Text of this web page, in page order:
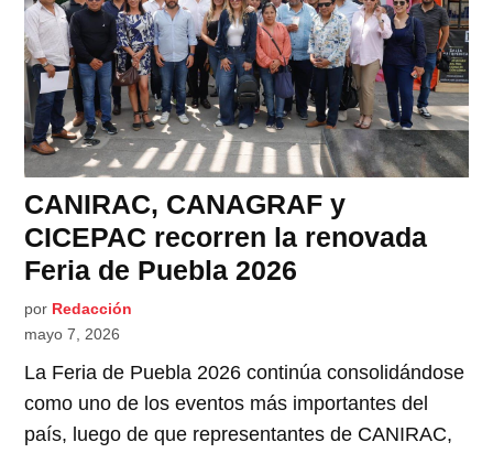
CANIRAC, CANAGRAF y
CICEPAC recorren la renovada
Feria de Puebla 2026
por Redacción
mayo 7, 2026
La Feria de Puebla 2026 continúa consolidándose
como uno de los eventos más importantes del
país, luego de que representantes de CANIRAC,